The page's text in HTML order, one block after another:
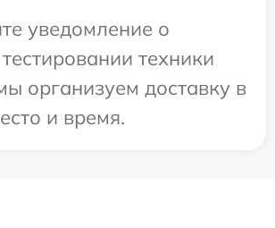
уведомление о
техники
организуем доставку в
и время.